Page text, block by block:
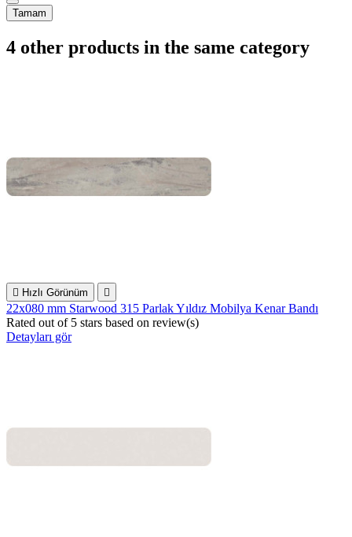
Tamam
4 other products in the same category
 Hızlı Görünüm 
22x080 mm Starwood 315 Parlak Yıldız Mobilya Kenar Bandı
Rated out of 5 stars based on review(s)
Detayları gör